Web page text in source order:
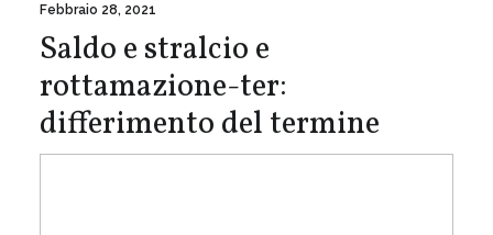
Febbraio 28, 2021
Saldo e stralcio e
rottamazione-ter:
differimento del termine